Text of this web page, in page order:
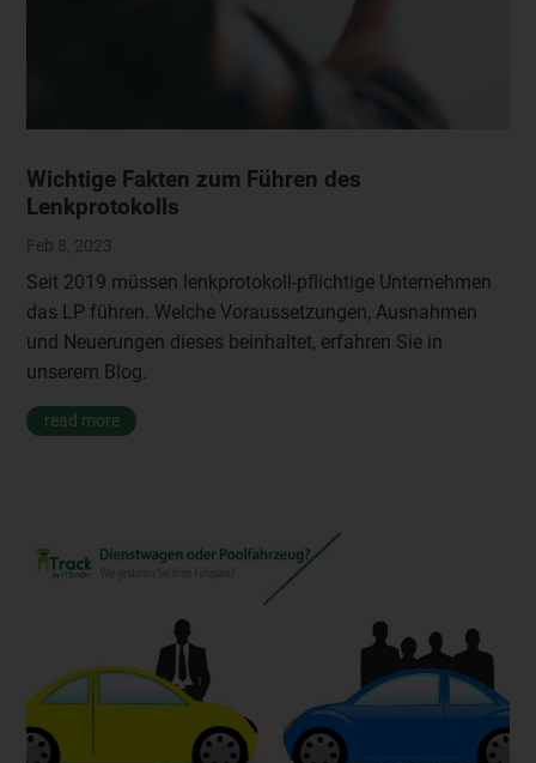
Wichtige Fakten zum Führen des
Lenkprotokolls
Feb 8, 2023
Seit 2019 müssen lenkprotokoll-pflichtige Unternehmen
das LP führen. Welche Voraussetzungen, Ausnahmen
und Neuerungen dieses beinhaltet, erfahren Sie in
unserem Blog.
read more